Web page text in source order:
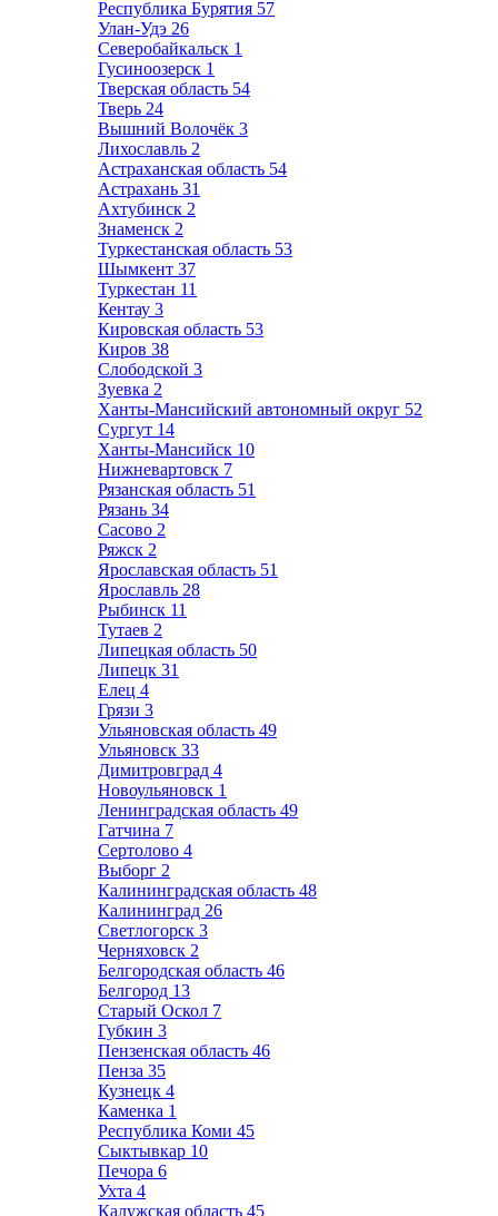
Республика Бурятия 57
Улан-Удэ 26
Северобайкальск 1
Гусиноозерск 1
Тверская область 54
Тверь 24
Вышний Волочёк 3
Лихославль 2
Астраханская область 54
Астрахань 31
Ахтубинск 2
Знаменск 2
Туркестанская область 53
Шымкент 37
Туркестан 11
Кентау 3
Кировская область 53
Киров 38
Слободской 3
Зуевка 2
Ханты-Мансийский автономный округ 52
Сургут 14
Ханты-Мансийск 10
Нижневартовск 7
Рязанская область 51
Рязань 34
Сасово 2
Ряжск 2
Ярославская область 51
Ярославль 28
Рыбинск 11
Тутаев 2
Липецкая область 50
Липецк 31
Елец 4
Грязи 3
Ульяновская область 49
Ульяновск 33
Димитровград 4
Новоульяновск 1
Ленинградская область 49
Гатчина 7
Сертолово 4
Выборг 2
Калининградская область 48
Калининград 26
Светлогорск 3
Черняховск 2
Белгородская область 46
Белгород 13
Старый Оскол 7
Губкин 3
Пензенская область 46
Пенза 35
Кузнецк 4
Каменка 1
Республика Коми 45
Сыктывкар 10
Печора 6
Ухта 4
Калужская область 45